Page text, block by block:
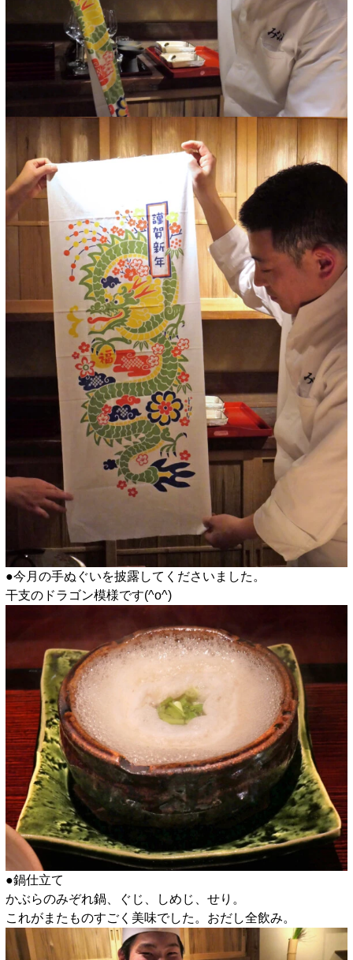
●今月の手ぬぐいを披露してくださいました。
干支のドラゴン模様です(^o^)
●鍋仕立て
かぶらのみぞれ鍋、ぐじ、しめじ、せり。
これがまたものすごく美味でした。おだし全飲み。